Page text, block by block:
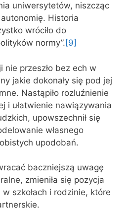
uniwersytetów, niszcząc
Historia
wróciło do
normy”. [9]
nie przeszło bez ech w
jakie dokonały się pod jej
Nastąpiło rozluźnienie
i ułatwienie nawiązywania
upowszechnił się
własnego
upodobań.
baczniejszą uwagę
zmieniła się pozycja
szkołach i rodzinie, które